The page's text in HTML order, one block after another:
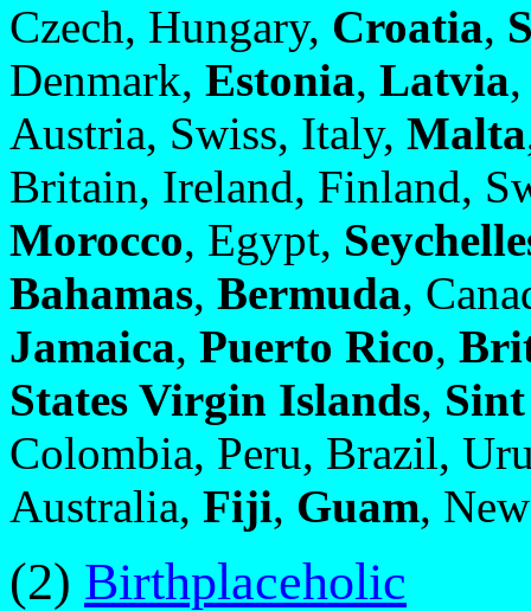
Czech, Hungary, Croatia,
Denmark, Estonia, Latvia
Austria, Swiss, Italy, Malta
Britain, Ireland, Finland,
Morocco, Egypt,
Bahamas, Bermuda,
Jamaica, Puerto Rico,
States Virgin Islands,
Colombia, Peru, Brazil,
Australia, Fiji, Guam,
(2) Birthplaceholic